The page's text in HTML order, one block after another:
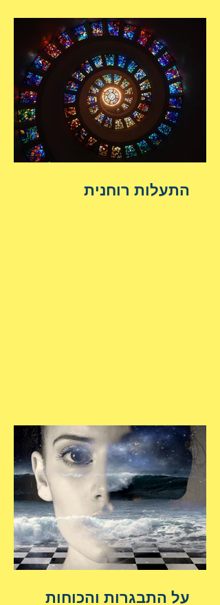
התעלות רוחנית
על התבגרות והכוחות